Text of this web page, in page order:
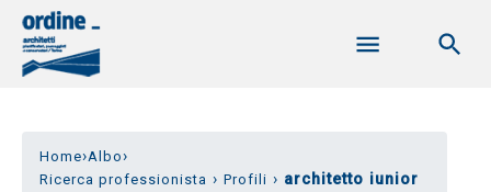
Home›Albo›
Ricerca professionista › Profili › architetto iunior